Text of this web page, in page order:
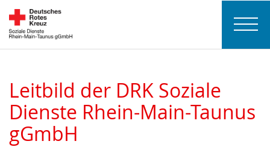
Leitbild der DRK Soziale
Dienste Rhein-Main-Taunus
gGmbH